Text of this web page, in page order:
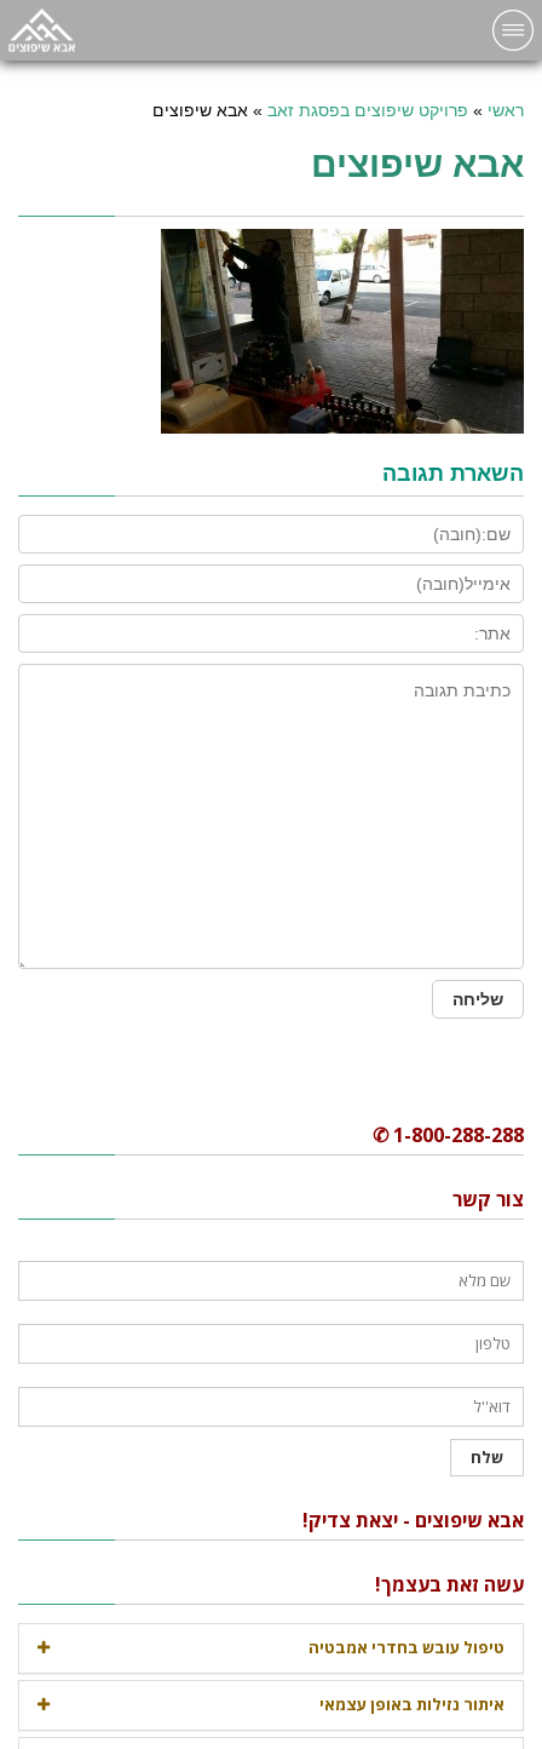
ראשי » פרויקט שיפוצים בפסגת זאב » אבא שיפוצים
אבא שיפוצים
השארת תגובה
1-800-288-288 ✆
צור קשר
אבא שיפוצים - יצאת צדיק!
עשה זאת בעצמך!
טיפול עובש בחדרי אמבטיה
איתור נזילות באופן עצמאי